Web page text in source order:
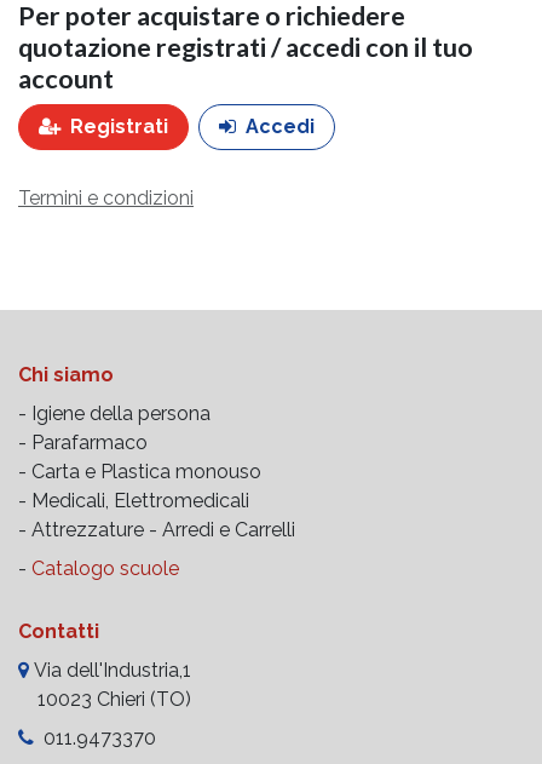
Per poter acquistare o richiedere
quotazione registrati / accedi con il tuo
account
Registrati Accedi
Termini e condizioni
Chi siamo
- Igiene della persona
- Parafarmaco
- Carta e Plastica monouso
- Medicali, Elettromedicali
- Attrezzature - Arredi e Carrelli
- Catalogo scuole
Contatti
Via dell'Industria,1
10023 Chieri (TO)
011.9473370